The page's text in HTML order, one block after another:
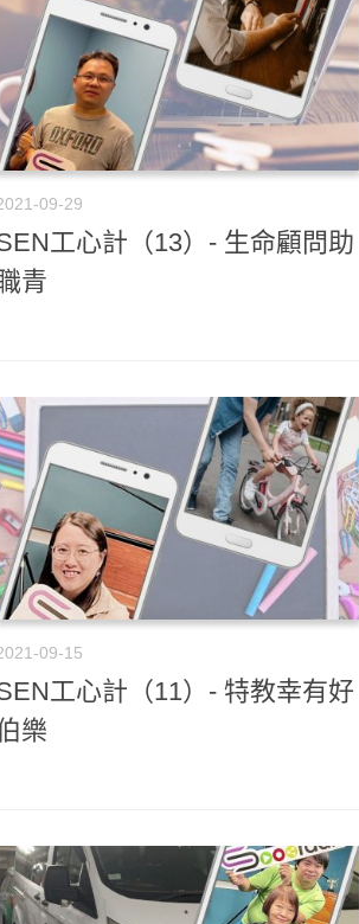
09-29
工心計（13）- 生命顧問助
青
09-15
工心計（11）- 特教幸有好
樂